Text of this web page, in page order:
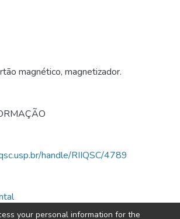
magnético, magnetizador.
handle/RIIQSC/4789
your personal information for the